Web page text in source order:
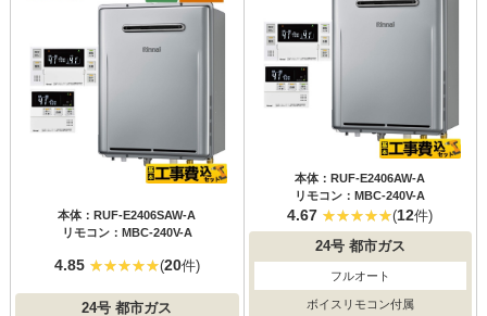
本体：RUF-E2406SAW-A
リモコン：MBC-240V-A
4.85 (20件)
24号 都市ガス
本体：RUF-E2406AW-A
リモコン：MBC-240V-A
4.67 (12件)
24号都市ガス
フルオート
ボイスリモコン付属